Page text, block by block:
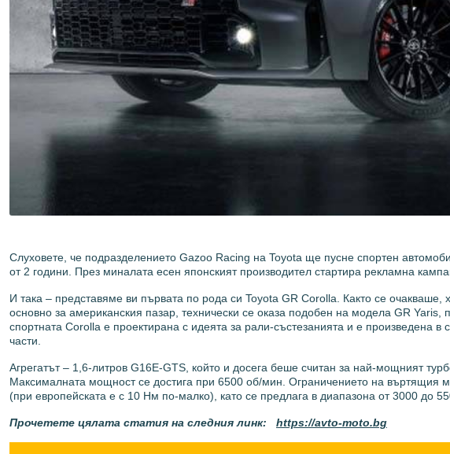
Слуховете, че подразделението Gazoo Racing на Toyota ще пусне спортен
от 2 години. През миналата есен японският производител стартира рекламна
И така – представяме ви първата по рода си Toyota GR Corolla. Както се очакваше,
основно за американския пазар, технически се оказа подобен на модела GR
спортната Corolla е проектирана с идеята за рали-състезанията и е произведена
части.
Агрегатът – 1,6-литров G16E-GTS, който и досега беше считан за най-мощният
Максималната мощност се достига при 6500 об/мин. Ограничението на въртящия
(при европейската е с 10 Нм по-малко), като се предлага в диапазона от 3000 до
Прочетете цялата статия на следния линк: https://avto-moto.bg